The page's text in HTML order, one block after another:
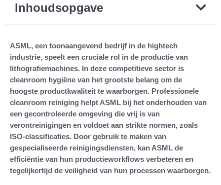
Inhoudsopgave
ASML, een toonaangevend bedrijf in de hightech
industrie, speelt een cruciale rol in de productie van
lithografiemachines. In deze competitieve sector is
cleanroom hygiëne van het grootste belang om de
hoogste productkwaliteit te waarborgen. Professionele
cleanroom reiniging helpt ASML bij het onderhouden van
een gecontroleerde omgeving die vrij is van
verontreinigingen en voldoet aan strikte normen, zoals
ISO-classificaties. Door gebruik te maken van
gespecialiseerde reinigingsdiensten, kan ASML de
efficiëntie van hun productieworkflows verbeteren en
tegelijkertijd de veiligheid van hun processen waarborgen.